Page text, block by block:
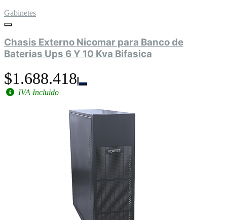
Gabinetes
Chasis Externo Nicomar para Banco de
Baterias Ups 6 Y 10 Kva Bifasica
$1.688.418
IVA Incluido